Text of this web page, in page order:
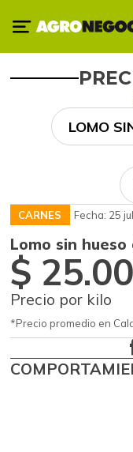
LOMO
CARNES Fecha: 25
Lomo sin
$
Precio por kilo
*Precio promedio en